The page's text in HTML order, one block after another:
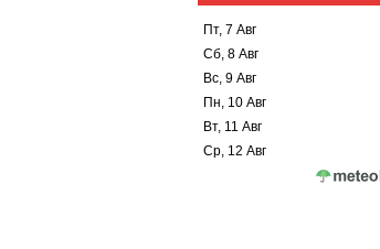
Пт, 7 Авг
Сб, 8 Авг
Вс, 9 Авг
Пн, 10 Авг
Вт, 11 Авг
Ср, 12 Авг